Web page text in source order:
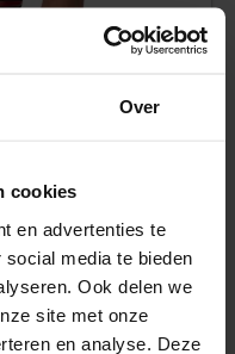
Over
cookies
en advertenties te
media te bieden
Ook delen we
site met onze
en analyse. Deze